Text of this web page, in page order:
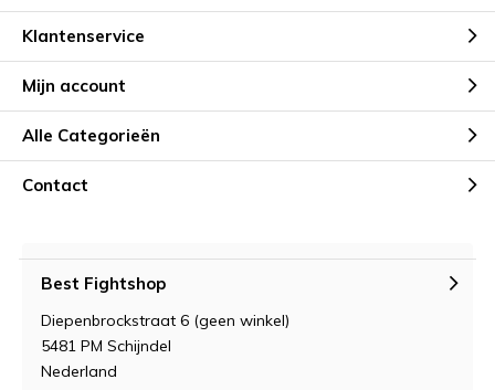
Klantenservice
Mijn account
Alle Categorieën
Contact
Best Fightshop
Diepenbrockstraat 6 (geen winkel)
5481 PM Schijndel
Nederland